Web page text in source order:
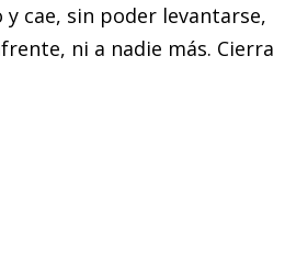
cae, sin poder levantarse,
ni a nadie más. Cierra